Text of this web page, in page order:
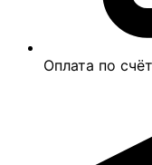
Оплата по